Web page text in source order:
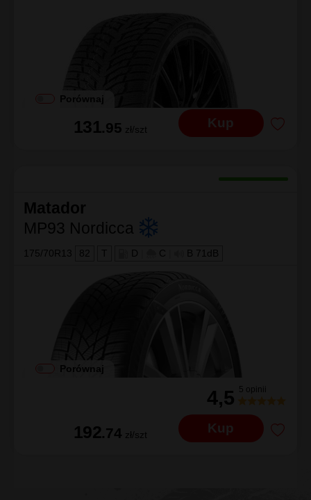
Porównaj
131.95 zł/szt Kup
Matador
MP93 Nordicca
175/70R13 82 T D C B 71dB
Porównaj
4,5 5 opinii
192.74 zł/szt Kup